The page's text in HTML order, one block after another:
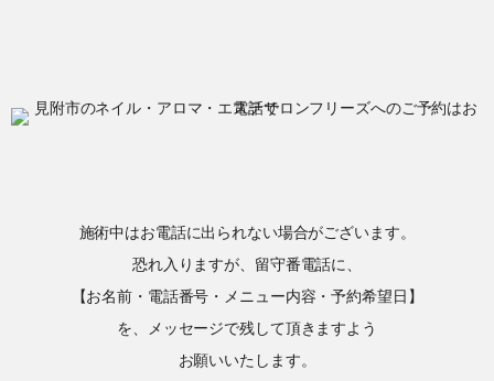
施術中はお電話に出られない場合がございます。
恐れ入りますが、留守番電話に、
【お名前・電話番号・メニュー内容・予約希望日】
を、メッセージで残して頂きますよう
お願いいたします。